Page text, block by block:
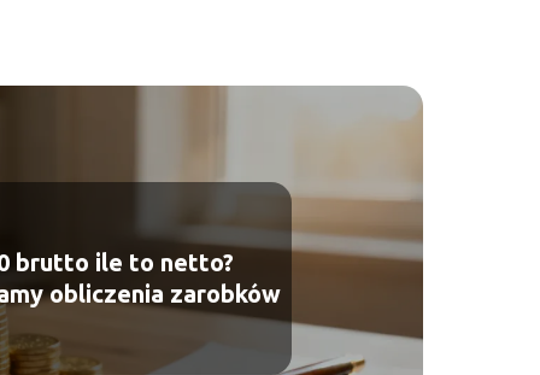
brutto ile to netto?
obliczenia zarobków